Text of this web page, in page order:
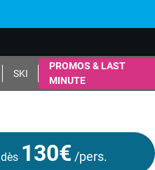
SKI
PROMOS & LAST
MINUTE
dès 130€ /pers.